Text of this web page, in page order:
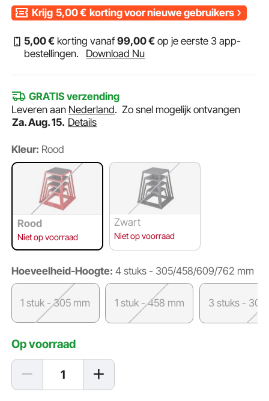
Krijg 5,00€ korting voor nieuwe gebruikers
5,00€ korting vanaf99,00€ op je eerste 3 app-
bestellingen.
Download Nu
GRATIS verzending
Leveren aan Nederland.Zo snel mogelijk ontvangen
Za. Aug. 15. Details
Kleur: Rood
Rood
Niet op voorraad
Zwart
Niet op voorraad
Hoeveelheid-Hoogte: 4 stuks - 305/458/609/762 mm
1 stuk - 305 mm 1 stuk - 458 mm 3 stuks -
Op voorraad